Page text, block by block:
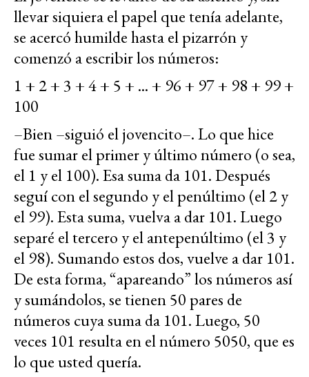
llevar siquiera el papel que tenía adelante,
se acercó humilde hasta el pizarrón y
comenzó a escribir los números:
1 + 2 + 3 + 4 + 5 + ... + 96 + 97 + 98 + 99 +
100
–Bien –siguió el jovencito–. Lo que hice
fue sumar el primer y último número (o sea,
el 1 y el 100). Esa suma da 101. Después
seguí con el segundo y el penúltimo (el 2 y
el 99). Esta suma, vuelva a dar 101. Luego
separé el tercero y el antepenúltimo (el 3 y
el 98). Sumando estos dos, vuelve a dar 101.
De esta forma, “apareando” los números así
y sumándolos, se tienen 50 pares de
números cuya suma da 101. Luego, 50
veces 101 resulta en el número 5050, que es
lo que usted quería.